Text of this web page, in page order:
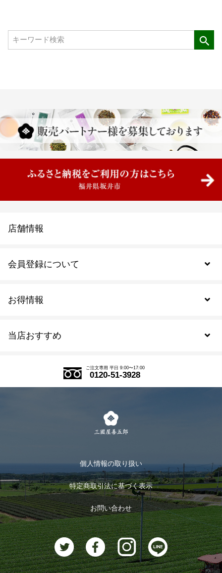
当店おすすめ
式部の香りシリーズ
お茶のギフト
おすすめのお茶
お茶に合うスイーツ
お得情報
会員登録について
会員規約について
ログイン
ログアウト
店舗情報
ご注文専用 平日 9:00〜17:00
0120-51-3928
個人情報の取り扱い
特定商取引法に基づく表示
お問い合わせ